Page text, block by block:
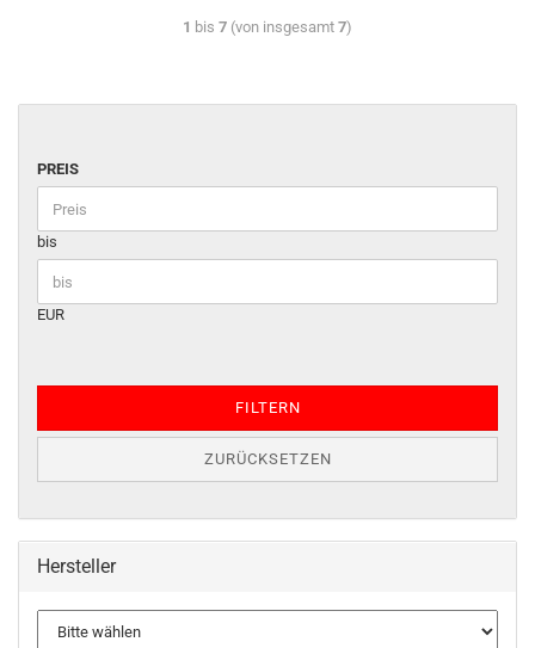
1 bis 7 (von insgesamt 7)
PREIS
bis
EUR
FILTERN
ZURÜCKSETZEN
Hersteller